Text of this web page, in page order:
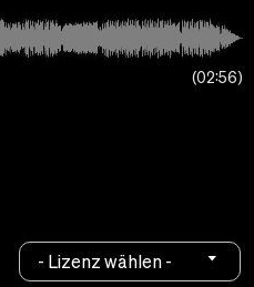
02:56
- Lizenz wählen -